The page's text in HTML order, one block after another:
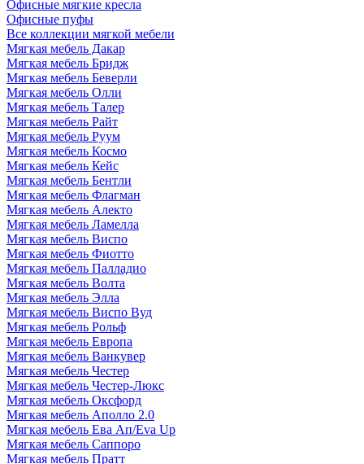
Офисные мягкие кресла
Офисные пуфы
Все коллекции мягкой мебели
Мягкая мебель Дакар
Мягкая мебель Бридж
Мягкая мебель Беверли
Мягкая мебель Олли
Мягкая мебель Талер
Мягкая мебель Райт
Мягкая мебель Руум
Мягкая мебель Космо
Мягкая мебель Кейс
Мягкая мебель Бентли
Мягкая мебель Флагман
Мягкая мебель Алекто
Мягкая мебель Ламелла
Мягкая мебель Виспо
Мягкая мебель Фиотто
Мягкая мебель Палладио
Мягкая мебель Волта
Мягкая мебель Элла
Мягкая мебель Виспо Вуд
Мягкая мебель Рольф
Мягкая мебель Европа
Мягкая мебель Ванкувер
Мягкая мебель Честер
Мягкая мебель Честер-Люкс
Мягкая мебель Оксфорд
Мягкая мебель Аполло 2.0
Мягкая мебель Ева Ап/Eva Up
Мягкая мебель Саппоро
Мягкая мебель Пратт